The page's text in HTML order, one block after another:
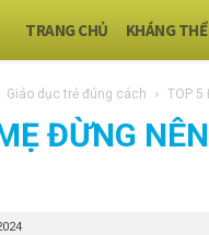
TRANG CHỦ KHÁNG THỂ
Giáo dục trẻ đúng cách TOP 5
ĐỪNG